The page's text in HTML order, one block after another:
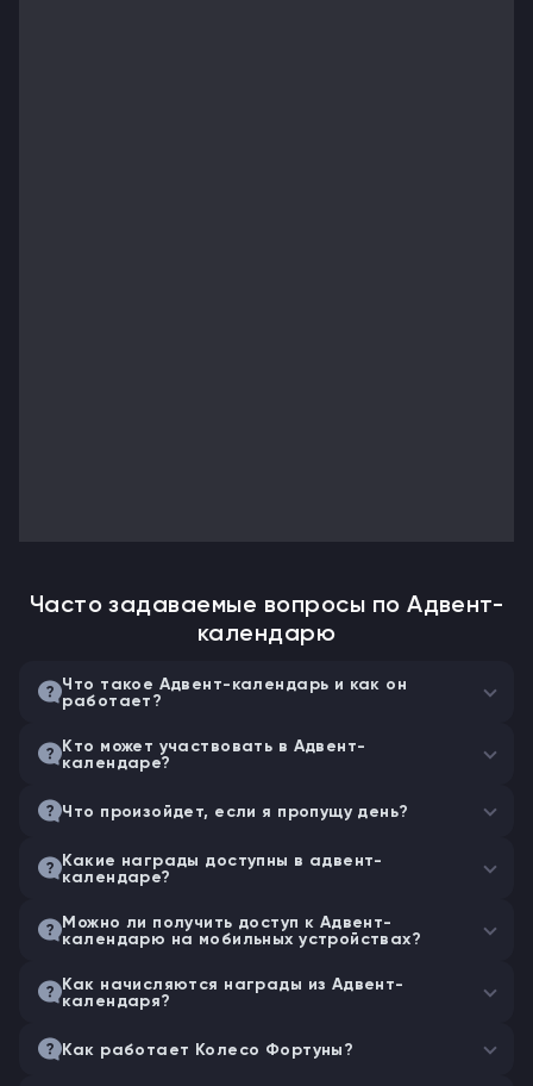
Часто задаваемые вопросы по Адвент-
календарю
Что такое Адвент-календарь и как он
работает?
Кто может участвовать в Адвент-
календаре?
Что произойдет, если я пропущу день?
Какие награды доступны в адвент-
календаре?
Можно ли получить доступ к Адвент-
календарю на мобильных устройствах?
Как начисляются награды из Адвент-
календаря?
Как работает Колесо Фортуны?